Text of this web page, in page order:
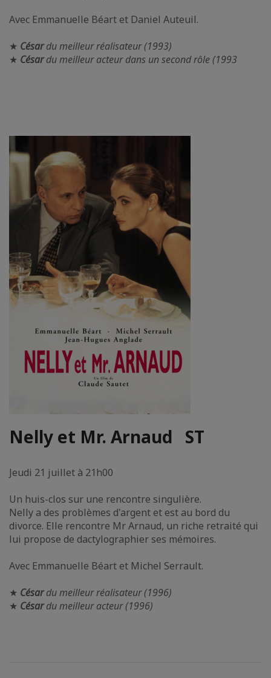
Avec Emmanuelle Béart et Daniel Auteuil.
★ Césardu meilleur réalisateur (1993)
★ Césardu meilleur acteur dans un second rôle (1993
Nelly et Mr. Arnaud ST
Jeudi 21 juillet à 21h00
Un huis-clos sur une rencontre singulière.
Nelly a des problèmes d'argent et est au bord du
divorce. Elle rencontre Mr Arnaud, un riche retraité qui
lui propose de dactylographier ses mémoires.
Avec Emmanuelle Béart et Michel Serrault.
★ Césardu meilleur réalisateur (1996)
★ Césardu meilleur acteur (1996)